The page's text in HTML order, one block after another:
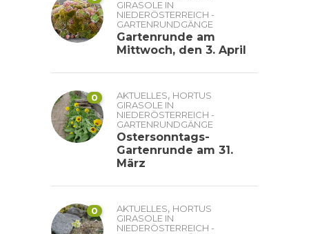
GIRASOLE IN
NIEDERÖSTERREICH -
GARTENRUNDGÄNGE
Gartenrunde am
Mittwoch, den 3. April
0 AKTUELLES, HORTUS
GIRASOLE IN
NIEDERÖSTERREICH -
GARTENRUNDGÄNGE
Ostersonntags-
Gartenrunde am 31.
März
0 AKTUELLES, HORTUS
GIRASOLE IN
NIEDERÖSTERREICH -